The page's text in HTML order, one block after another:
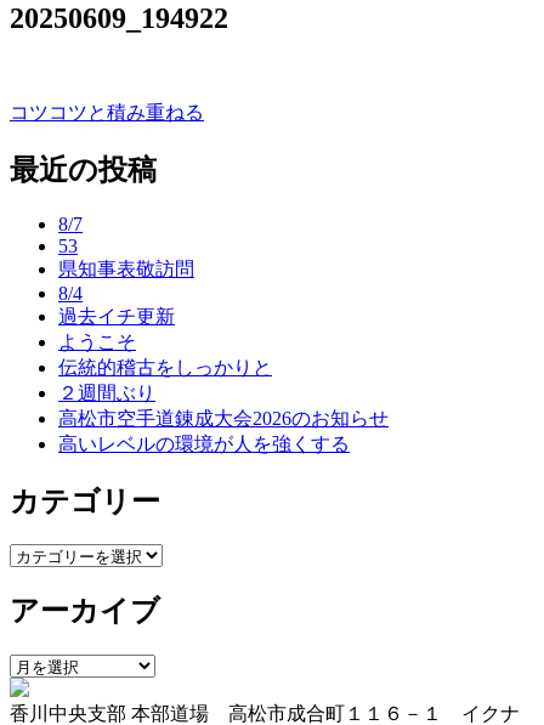
20250609_194922
投
稿
コツコツと積み重ねる
最近の投稿
8/7
53
県知事表敬訪問
8/4
過去イチ更新
ようこそ
伝統的稽古をしっかりと
２週間ぶり
高松市空手道錬成大会2026のお知らせ
高いレベルの環境が人を強くする
カテゴリー
カ
ゴ
ー
アーカイブ
ア
ー
カ
香川中央支部 本部道場 高松市成合町１１６－１ イクナ